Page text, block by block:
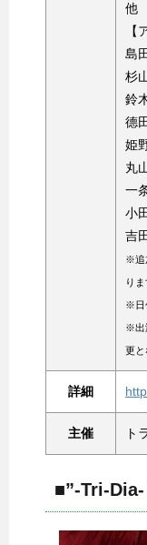
他
【
島
杉
鈴
德
姫
丸
一
小
吉
※追
りま
※日
※出
更と
詳細
主催 ト
■”-Tri-